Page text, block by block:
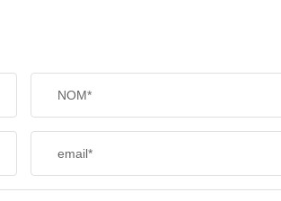
NOM*
email*